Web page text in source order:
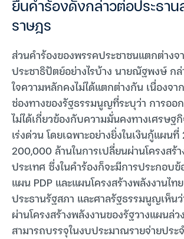
ยื่นคำร้องดังกล่าวต่อประธาน
ราษฎร
ส่วนคำร้องของพรรคประชาชนแตกต่างจ
ประชาธิปัตย์อย่างไรบ้าง นายณัฐพงษ์ กล่
ใจความหลักคงไม่ได้แตกต่างกัน เนื่องจ
ช่องทางของรัฐธรรมนูญที่ระบุว่า การอ
ไม่ได้เกี่ยวข้องกับความมั่นคงทางเศรษฐ
เร่งด่วน โดยเฉพาะอย่างยิ่งในเงินกู้แผนที่
200,000 ล้านในการเปลี่ยนผ่านโครงสร้
ประเทศ ซึ่งในคำร้องก็จะมีการประกอบ
แผน PDP และแผนโครงสร้างพลังงานไท
ประธานรัฐสภา และศาลรัฐธรรมนูญเห็น
ผ่านโครงสร้างพลังงานของรัฐวางแผนล่
สามารถบรรจุในงบประมาณรายจ่ายประ